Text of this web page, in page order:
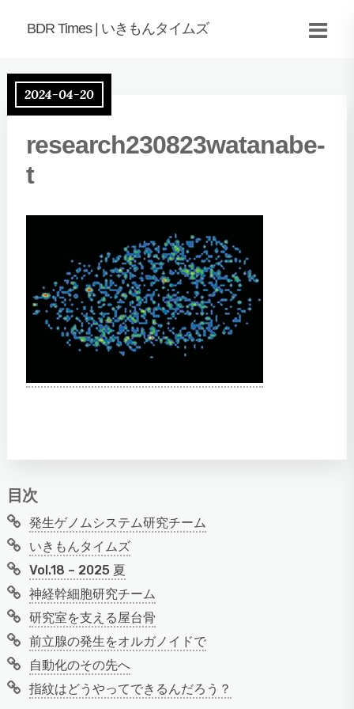
BDR Times | いきもんタイムズ
2024-04-20
research230823watanabe-
t
目次
発生ゲノムシステム研究チーム
いきもんタイムズ
Vol.18 – 2025 夏
神経幹細胞研究チーム
研究室を支える屋台骨
前立腺の発生をオルガノイドで
自動化のその先へ
指紋はどうやってできるんだろう？